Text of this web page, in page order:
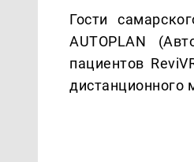
Гости
AUTOPLAN
пациентов
дистанционного